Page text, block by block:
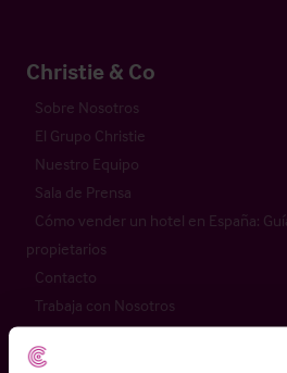
Christie & Co
Sobre Nosotros
El Grupo Christie
Nuestro Equipo
Sala de Prensa
Cómo vender un hotel en España:
propietarios
Contacto
Trabaja con Nosotros
Ofertas de Empleo
Oportunidades para Recién Licenciados